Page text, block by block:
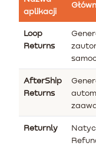
aplikacji
Loop
Returns
AfterShip
Returns
Returnly